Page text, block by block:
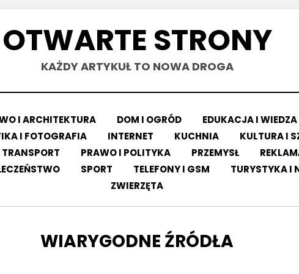
OTWARTE STRONY
KAŻDY ARTYKUŁ TO NOWA DROGA
I ARCHITEKTURA DOM I OGRÓD EDUKACJA I WIEDZA
I FOTOGRAFIA INTERNET KUCHNIA KULTURA I
PRAWO I POLITYKA PRZEMYSŁ
SPORT TELEFONY I GSM TURYSTYKA I
ZWIERZĘTA
TAG
:
WIARYGODNE ŹRÓDŁA